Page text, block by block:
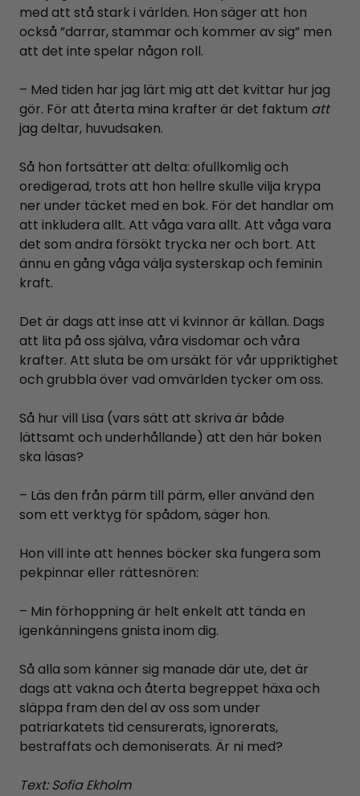
med att stå stark i världen. Hon säger att hon
också ”darrar, stammar och kommer av sig” men
att det inte spelar någon roll.
– Med tiden har jag lärt mig att det kvittar hur jag
gör. För att återta mina krafter är det faktum att
jag deltar, huvudsaken.
Så hon fortsätter att delta: ofullkomlig och
oredigerad, trots att hon hellre skulle vilja krypa
ner under täcket med en bok. För det handlar om
att inkludera allt. Att våga vara allt. Att våga vara
det som andra försökt trycka ner och bort. Att
ännu en gång våga välja systerskap och feminin
kraft.
Det är dags att inse att vi kvinnor är källan. Dags
att lita på oss själva, våra visdomar och våra
krafter. Att sluta be om ursäkt för vår uppriktighet
och grubbla över vad omvärlden tycker om oss.
Så hur vill Lisa (vars sätt att skriva är både
lättsamt och underhållande) att den här boken
ska läsas?
– Läs den från pärm till pärm, eller använd den
som ett verktyg för spådom, säger hon.
Hon vill inte att hennes böcker ska fungera som
pekpinnar eller rättesnören:
– Min förhoppning är helt enkelt att tända en
igenkänningens gnista inom dig.
Så alla som känner sig manade där ute, det är
dags att vakna och återta begreppet häxa och
släppa fram den del av oss som under
patriarkatets tid censurerats, ignorerats,
bestraffats och demoniserats. Är ni med?
Text: Sofia Ekholm